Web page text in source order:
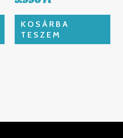
KOSÁRBA
TESZEM